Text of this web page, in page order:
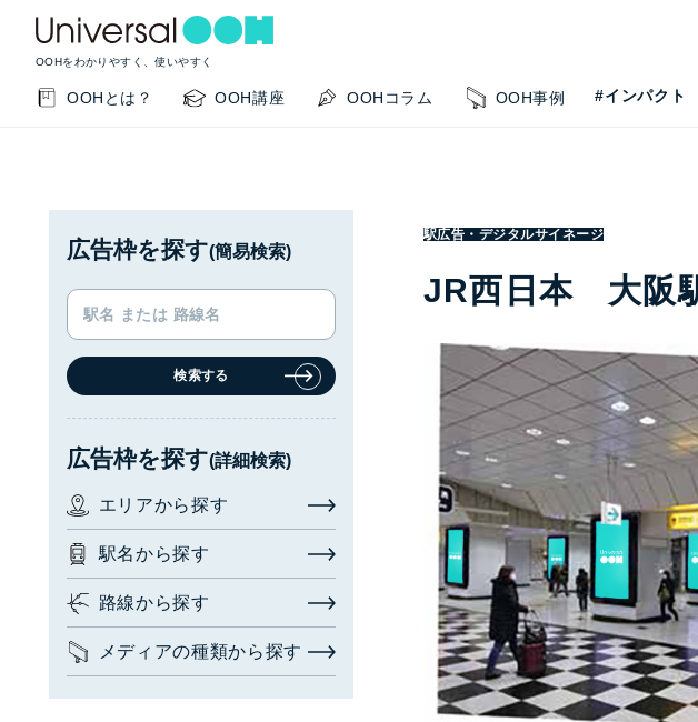
OOHをわかりやすく、使いやすく
OOHとは？ OOH講座 OOHコラム OOH事例 #インパクト
KEYWORD SEARCH
サイト内検索
閉じる
広告枠を探す
GUIDE
このサイトの使い方
OOH最新事情を知りたい
閉じる
駅広告・デジタルサイネージ
JR西日本 大阪
広告枠を探す(簡易検索)
検索する
広告枠を探す(詳細検索)
エリアから探す
駅名から探す
路線から探す
メディアの種類から探す